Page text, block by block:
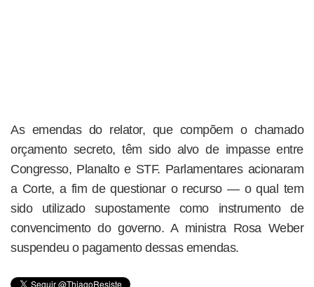
As emendas do relator, que compõem o chamado
orçamento secreto, têm sido alvo de impasse entre
Congresso, Planalto e STF. Parlamentares acionaram
a Corte, a fim de questionar o recurso — o qual tem
sido utilizado supostamente como instrumento de
convencimento do governo. A ministra Rosa Weber
suspendeu o pagamento dessas emendas.